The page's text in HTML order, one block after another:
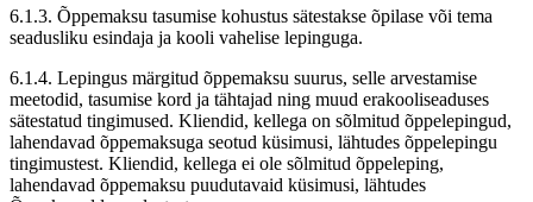
6.1.3. Õppemaksu tasumise kohustus sätestakse õpilase või tema
seadusliku esindaja ja kooli vahelise lepinguga.
6.1.4. Lepingus märgitud õppemaksu suurus, selle arvestamise
meetodid, tasumise kord ja tähtajad ning muud erakooliseaduses
sätestatud tingimused. Kliendid, kellega on sõlmitud õppelepingud,
lahendavad õppemaksuga seotud küsimusi, lähtudes õppelepingu
tingimustest. Kliendid, kellega ei ole sõlmitud õppeleping,
lahendavad õppemaksu puudutavaid küsimusi, lähtudes